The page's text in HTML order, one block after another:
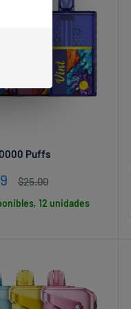
Puffs
Precio
$25.00
12 unidades